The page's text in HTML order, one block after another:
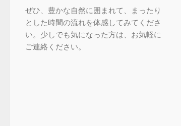
ぜひ、豊かな自然に囲まれて、まったり
とした時間の流れを体感してみてくださ
い。少しでも気になった方は、お気軽に
ご連絡ください。